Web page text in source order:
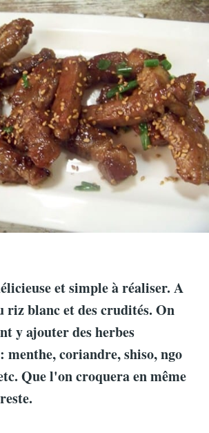
et simple à réaliser. A
riz blanc et des crudités. On
y ajouter des herbes
menthe, coriandre, shiso, ngo
Que l'on croquera en même